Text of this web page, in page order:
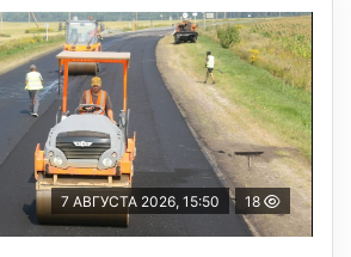
7 АВГУСТА 2026, 15:50 18